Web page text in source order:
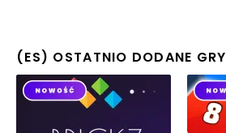
(ES) OSTATNIO DODANE GRY